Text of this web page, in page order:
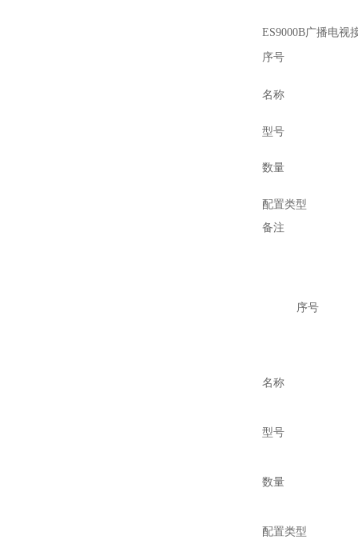
ES9000B广播电视
序号
名称
型号
数量
配置类型
备注
序号
名称
型号
数量
配置类型